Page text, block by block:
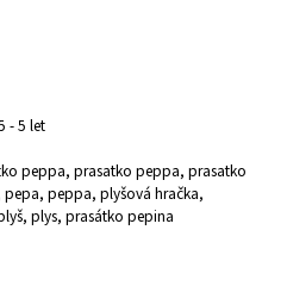
- 5 let
peppa, prasatko peppa, prasatko
peppa, plyšová hračka,
plys, prasátko pepina